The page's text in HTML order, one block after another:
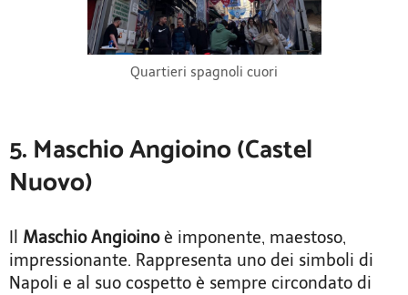
Quartieri spagnoli cuori
5. Maschio Angioino (Castel
Nuovo)
Maschio Angioinoè imponente, maestoso,
impressionante. Rappresenta uno dei simboli di
Napoli e al suo cospetto è sempre circondato di